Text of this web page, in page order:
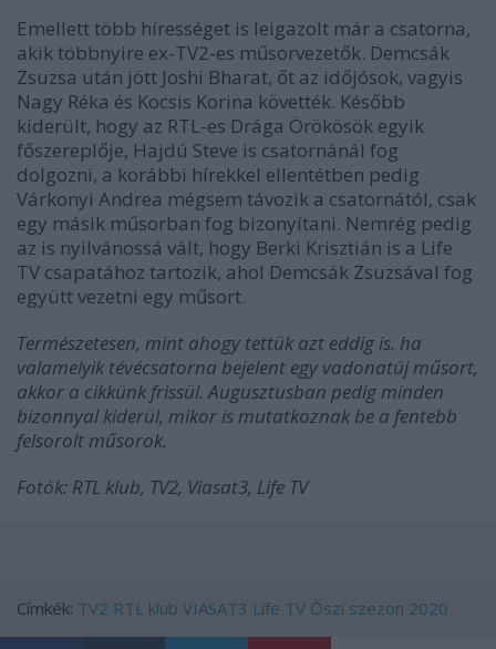
Emellett több hírességet is leigazolt már a csatorna,
akik többnyire ex-TV2-es műsorvezetők. Demcsák
Zsuzsa után jött Joshi Bharat, őt az időjósok, vagyis
Nagy Réka és Kocsis Korina követték. Később
kiderült, hogy az RTL-es Drága Örökösök egyik
főszereplője, Hajdú Steve is csatornánál fog
dolgozni, a korábbi hírekkel ellentétben pedig
Várkonyi Andrea mégsem távozik a csatornától, csak
egy másik műsorban fog bizonyítani. Nemrég pedig
az is nyilvánossá vált, hogy Berki Krisztián is a Life
TV csapatához tartozik, ahol Demcsák Zsuzsával fog
együtt vezetni egy műsort.
Természetesen, mint ahogy tettük azt eddig is. ha
valamelyik tévécsatorna bejelent egy vadonatúj műsort,
akkor a cikkünk frissül. Augusztusban pedig minden
bizonnyal kiderül, mikor is mutatkoznak be a fentebb
felsorolt műsorok.
Fotók: RTL klub, TV2, Viasat3, Life TV
Címkék: TV2 RTL klub VIASAT3 Life TV Őszi szezon 2020